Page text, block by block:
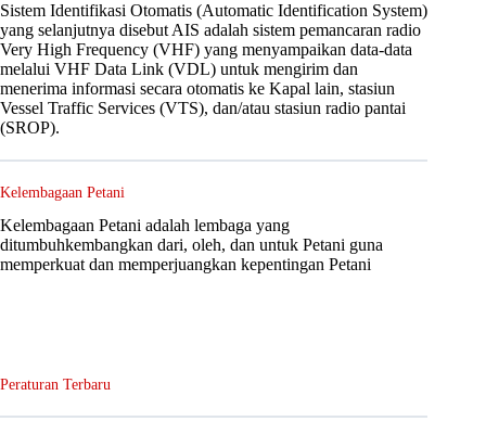
Sistem Identifikasi Otomatis (Automatic Identification System)
yang selanjutnya disebut AIS adalah sistem pemancaran radio
Very High Frequency (VHF) yang menyampaikan data-data
melalui VHF Data Link (VDL) untuk mengirim dan
menerima informasi secara otomatis ke Kapal lain, stasiun
Vessel Traffic Services (VTS), dan/atau stasiun radio pantai
(SROP).
Kelembagaan Petani
Kelembagaan Petani adalah lembaga yang
ditumbuhkembangkan dari, oleh, dan untuk Petani guna
memperkuat dan memperjuangkan kepentingan Petani
Peraturan Terbaru